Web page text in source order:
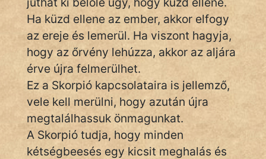
Népszerű szerzőink:
cinege
fantom
Hunor
Jób Gedeon
Ha küzd ellene az ember, akkor elfogy
az ereje és lemerül. Ha viszont hagyja,
hogy az őrvény lehúzza, akkor az aljára
érve újra felmerülhet.
Ez a Skorpió kapcsolataira is jellemző,
vele kell merülni, hogy azután újra
megtalálhassuk önmagunkat.
A Skorpió tudja, hogy minden
kétségbeesés egy kicsit meghalás és